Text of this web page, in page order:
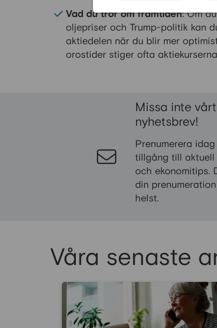
Vad du tror om framtiden: Om
oljepriser och Trump-politik kan
aktiedelen när du blir mer
orostider stiger ofta
Missa inte vårt
nyhetsbrev!
Prenumerera
tillgång till aktuell
och ekonomitips.
din
helst.
Våra senaste